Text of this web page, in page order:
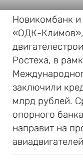
Новикомбанк и
«ОДК-
Ростеха, в
заключили
млрд рублей.
опорного
направит на